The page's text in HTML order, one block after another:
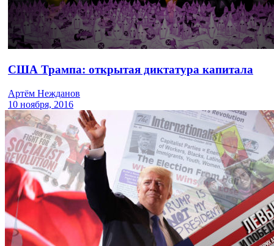
США Трампа: открытая диктатура капитала
Артём Нежданов
10 ноября, 2016